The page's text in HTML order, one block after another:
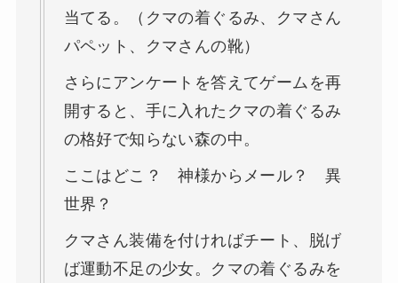
当てる。（クマの着ぐるみ、クマさん
パペット、クマさんの靴）
さらにアンケートを答えてゲームを再
開すると、手に入れたクマの着ぐるみ
の格好で知らない森の中。
ここはどこ？ 神様からメール？ 異
世界？
クマさん装備を付ければチート、脱げ
ば運動不足の少女。クマの着ぐるみを